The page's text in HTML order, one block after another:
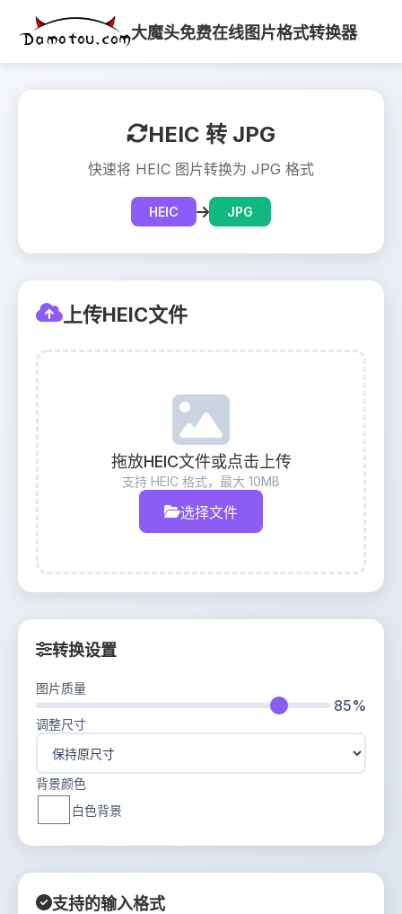
大魔头免费在线图片格式转换器
HEIC 转 JPG
快速将 HEIC 图片转换为 JPG 格式
HEIC JPG
上传HEIC文件
拖放HEIC文件或点击上传
支持 HEIC 格式，最大 10MB
选择文件
转换设置
图片质量
85%
调整尺寸
背景颜色
白色背景
支持的输入格式